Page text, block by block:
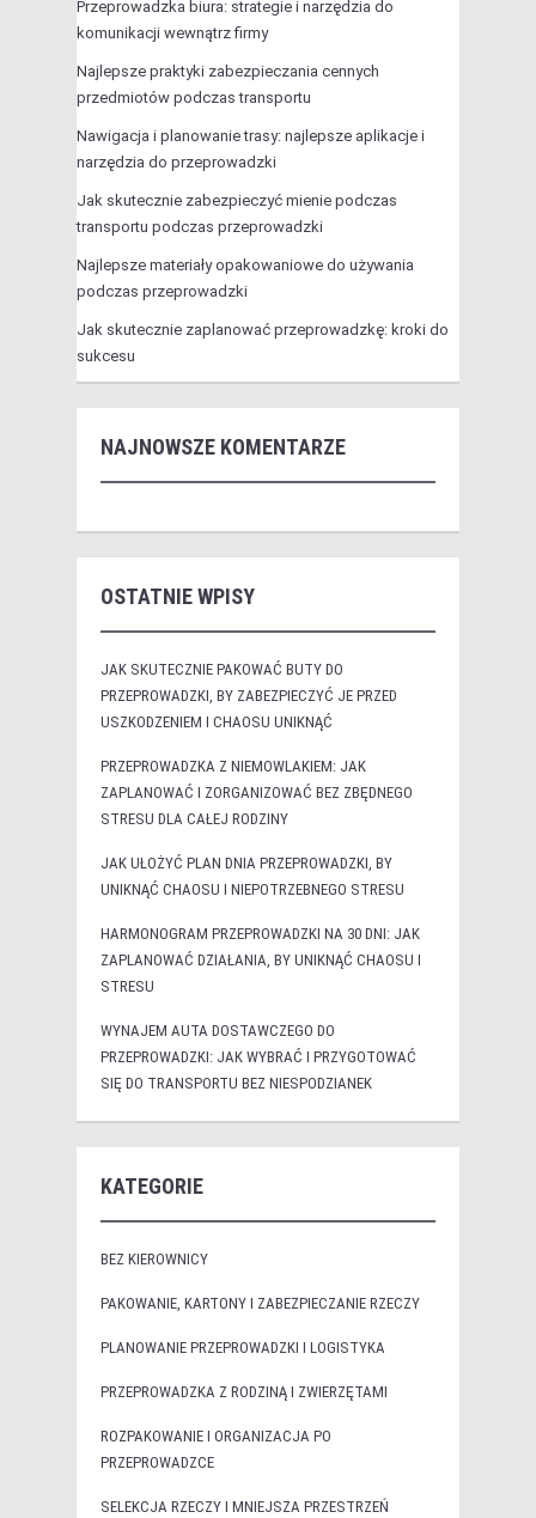
Przeprowadzka biura: strategie i narzędzia do
komunikacji wewnątrz firmy
Najlepsze praktyki zabezpieczania cennych
przedmiotów podczas transportu
Nawigacja i planowanie trasy: najlepsze aplikacje i
narzędzia do przeprowadzki
Jak skutecznie zabezpieczyć mienie podczas
transportu podczas przeprowadzki
Najlepsze materiały opakowaniowe do używania
podczas przeprowadzki
Jak skutecznie zaplanować przeprowadzkę: kroki do
sukcesu
NAJNOWSZE KOMENTARZE
OSTATNIE WPISY
JAK SKUTECZNIE PAKOWAĆ BUTY DO
PRZEPROWADZKI, BY ZABEZPIECZYĆ JE PRZED
USZKODZENIEM I CHAOSU UNIKNĄĆ
PRZEPROWADZKA Z NIEMOWLAKIEM: JAK
ZAPLANOWAĆ I ZORGANIZOWAĆ BEZ ZBĘDNEGO
STRESU DLA CAŁEJ RODZINY
JAK UŁOŻYĆ PLAN DNIA PRZEPROWADZKI, BY
UNIKNĄĆ CHAOSU I NIEPOTRZEBNEGO STRESU
HARMONOGRAM PRZEPROWADZKI NA 30 DNI: JAK
ZAPLANOWAĆ DZIAŁANIA, BY UNIKNĄĆ CHAOSU I
STRESU
WYNAJEM AUTA DOSTAWCZEGO DO
PRZEPROWADZKI: JAK WYBRAĆ I PRZYGOTOWAĆ
SIĘ DO TRANSPORTU BEZ NIESPODZIANEK
KATEGORIE
BEZ KIEROWNICY
PAKOWANIE, KARTONY I ZABEZPIECZANIE RZECZY
PLANOWANIE PRZEPROWADZKI I LOGISTYKA
PRZEPROWADZKA Z RODZINĄ I ZWIERZĘTAMI
ROZPAKOWANIE I ORGANIZACJA PO
PRZEPROWADZCE
SELEKCJA RZECZY I MNIEJSZA PRZESTRZEŃ